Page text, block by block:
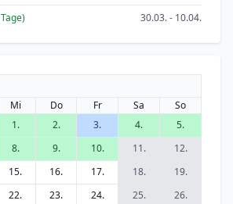
Tage) 30.03. - 10.04.
Mi Do Fr Sa
So
1.
2. 3. 4.
5.
8. 9. 10. 11.
12.
15. 16. 17. 18.
19.
22. 23. 24. 25.
26.